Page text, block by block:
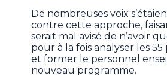
De nombreuses voix
contre cette approche,
serait mal avisé de n’avoir
pour à la fois analyser les
et former le personnel
nouveau programme.